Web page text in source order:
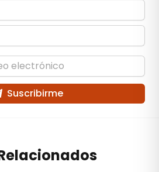
Suscribirme